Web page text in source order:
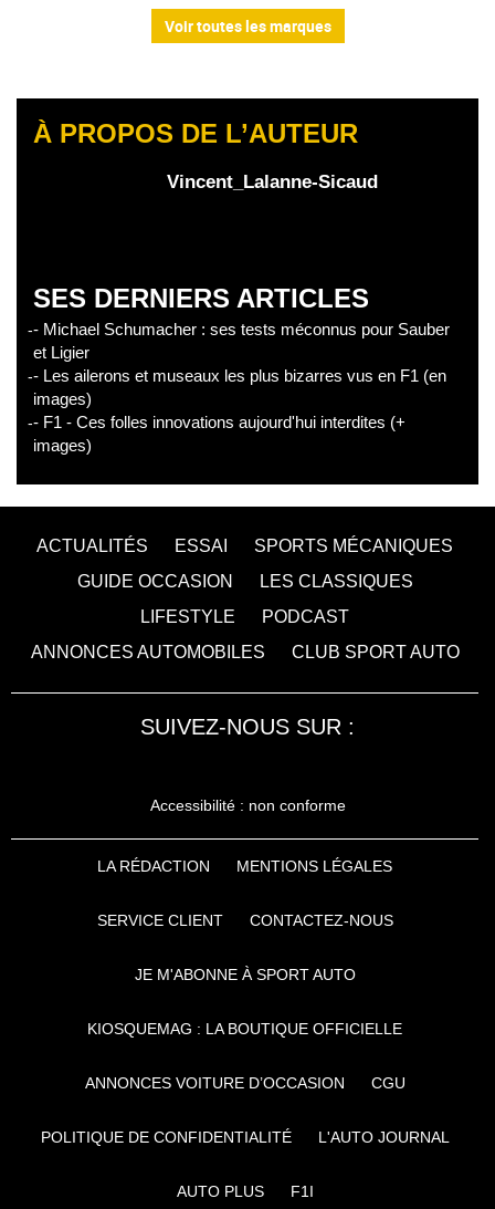
Voir toutes les marques
À PROPOS DE L’AUTEUR
Vincent_Lalanne-Sicaud
SES DERNIERS ARTICLES
- Michael Schumacher : ses tests méconnus pour Sauber
et Ligier
- Les ailerons et museaux les plus bizarres vus en F1 (en
images)
- F1 - Ces folles innovations aujourd'hui interdites (+
images)
ACTUALITÉS ESSAI
SPORTS MÉCANIQUES
GUIDE OCCASION
LES CLASSIQUES
LIFESTYLE
PODCAST
ANNONCES AUTOMOBILES
CLUB SPORT AUTO
SUIVEZ-NOUS SUR :
Accessibilité : non conforme
LA RÉDACTION MENTIONS LÉGALES
SERVICE CLIENT CONTACTEZ-NOUS
JE M'ABONNE À SPORT AUTO
KIOSQUEMAG : LA BOUTIQUE OFFICIELLE
ANNONCES VOITURE D’OCCASION CGU
POLITIQUE DE CONFIDENTIALITÉ L'AUTO JOURNAL
AUTO PLUS F1I